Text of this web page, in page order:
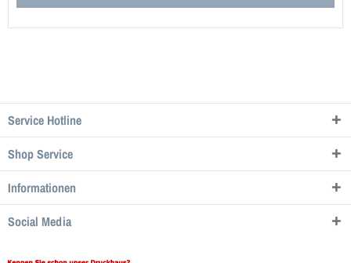
Service Hotline
Shop Service
Informationen
Social Media